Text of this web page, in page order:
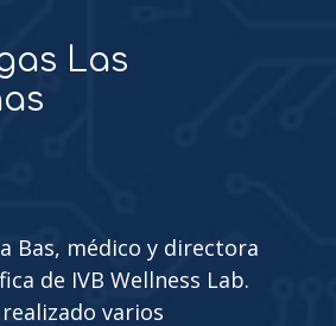
Las
Bas, médico y directora
de IVB Wellness Lab.
varios